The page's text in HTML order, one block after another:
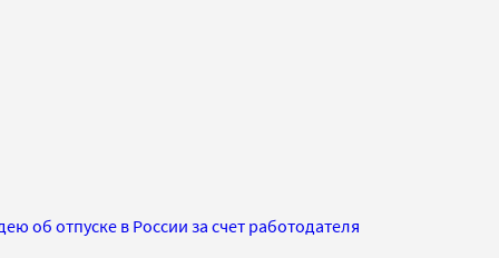
об отпуске в России за счет работодателя